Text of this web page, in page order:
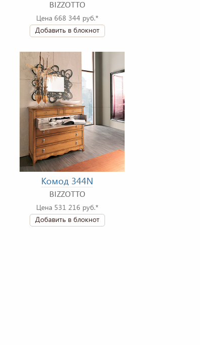
BIZZOTTO
Цена 668 344 руб.*
Добавить в блокнот
Комод 344N
BIZZOTTO
Цена 531 216 руб.*
Добавить в блокнот